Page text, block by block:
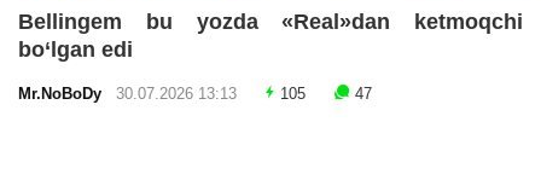
Bellingem bu yozda «Real»dan ketmoqchi
bo‘lgan edi
Mr.NoBoDy 30.07.2026 13:13 105 47